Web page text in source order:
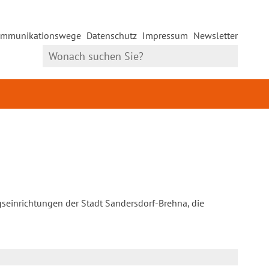
Datenschutz Impressum Newsletter
der Stadt Sandersdorf-Brehna, die